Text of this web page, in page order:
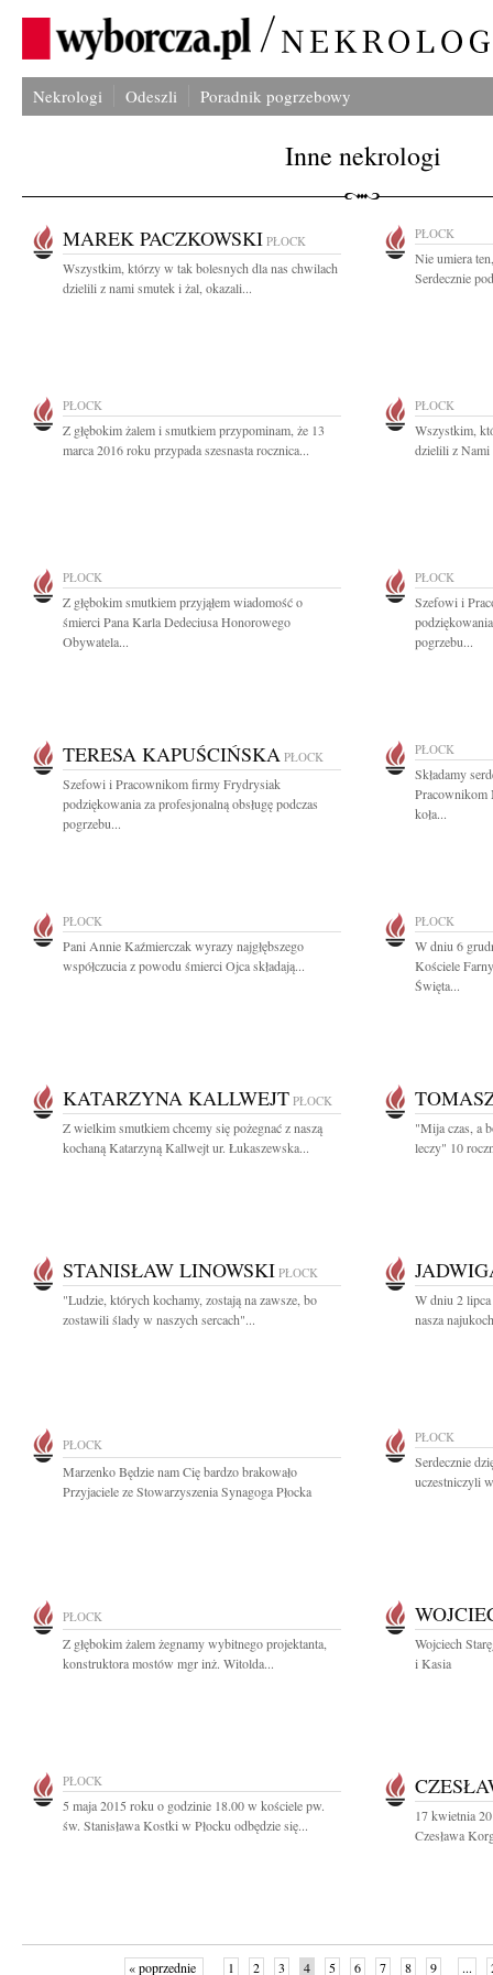
Nekrologi Odeszli Poradnik pogrzebowy
Inne nekrologi
MAREK PACZKOWSKI PŁOCK
Wszystkim, którzy w tak bolesnych dla nas chwilach
dzielili z nami smutek i żal, okazali...
PŁOCK
Nie umiera
Serdecznie
PŁOCK
Z głębokim żalem i smutkiem przypominam, że 13
marca 2016 roku przypada szesnasta rocznica...
PŁOCK
Wszystkim,
dzielili z Nami
PŁOCK
Z głębokim smutkiem przyjąłem wiadomość o
śmierci Pana Karla Dedeciusa Honorowego
Obywatela...
PŁOCK
Szefowi i
pogrzebu...
TERESA KAPUŚCIŃSKA PŁOCK
Szefowi i Pracownikom firmy Frydrysiak
podziękowania za profesjonalną obsługę podczas
pogrzebu...
PŁOCK
Składamy
Pracownikom
koła...
PŁOCK
Pani Annie Kaźmierczak wyrazy najgłębszego
współczucia z powodu śmierci Ojca składają...
PŁOCK
W dniu 6
Kościele
Święta...
KATARZYNA KALLWEJT PŁOCK
Z wielkim smutkiem chcemy się pożegnać z naszą
kochaną Katarzyną Kallwejt ur. Łukaszewska...
"Mija czas, a
leczy" 10
STANISŁAW LINOWSKI PŁOCK
"Ludzie, których kochamy, zostają na zawsze, bo
zostawili ślady w naszych sercach"...
W dniu 2
nasza
PŁOCK
Marzenko Będzie nam Cię bardzo brakowało
Przyjaciele ze Stowarzyszenia Synagoga Płocka
PŁOCK
Serdecznie
uczestniczyli
PŁOCK
Z głębokim żalem żegnamy wybitnego projektanta,
konstruktora mostów mgr inż. Witolda...
Wojciech
i Kasia
PŁOCK
5 maja 2015 roku o godzinie 18.00 w kościele pw.
św. Stanisława Kostki w Płocku odbędzie się...
17 kwietnia
Czesława
« poprzednie 1 2 3 4 5 6 7 8 9 ...